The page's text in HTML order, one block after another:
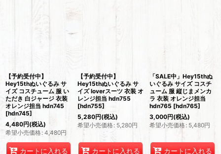
【予約受付中】
Hey15thぬいぐるみ サ
イズ コスチューム 服 い
ただき 白ジャージ 衣装
オレンジ担当 hdn745
[hdn745]
4,480円(税込)
希望小売価格: 4,480円
カートに入れる
【予約受付中】
Hey15thぬいぐるみ サ
イズ loverスーツ 衣装 オ
レンジ担当 hdn755
[hdn755]
5,280円(税込)
希望小売価格: 5,280円
カートに入れる
「SALE中」Hey15thぬ
いぐるみ サイズ コスチ
ューム 服 縦じまメンカ
ラ 衣装 オレンジ担当
hdn765 [hdn765]
3,000円(税込)
希望小売価格: 5,480円
カートに入れる